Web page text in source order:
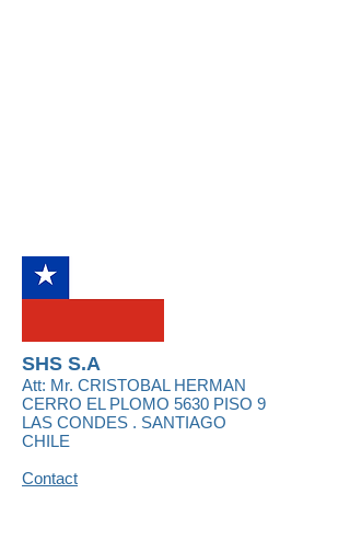
SHS S.A
Att: Mr. CRISTOBAL HERMAN
CERRO EL PLOMO 5630 PISO 9
LAS CONDES . SANTIAGO
CHILE
Contact